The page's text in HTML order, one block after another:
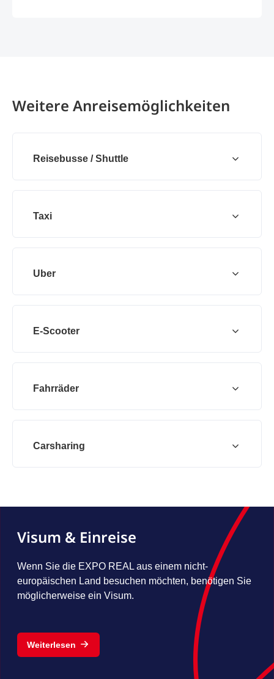
Weitere Anreisemöglichkeiten
Reisebusse / Shuttle
Taxi
Uber
E-Scooter
Fahrräder
Carsharing
Visum & Einreise
Wenn Sie die EXPO REAL aus einem nicht-
europäischen Land besuchen möchten, benötigen Sie
möglicherweise ein Visum.
Weiterlesen